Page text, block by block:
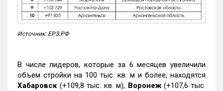
Источник: ЕРЗ.РФ
В числе лидеров, которые за 6 месяцев увеличили
объем стройки на 100 тыс. кв. м и более, находятся
Хабаровск (+109,8 тыс. кв. м), Воронеж(+107,6 тыс.